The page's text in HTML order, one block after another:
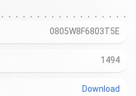
0805W8F6803T5E
1494
Download